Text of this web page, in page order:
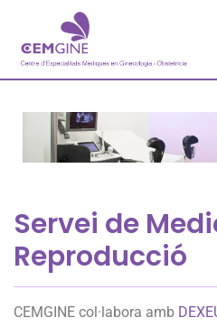
Servei de
Reproducció
CEMGINE col·labora amb